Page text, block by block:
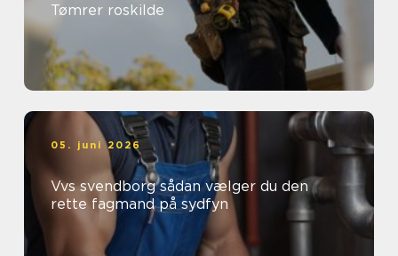
Tømrer roskilde
05. juni 2026
Vvs svendborg sådan vælger du den
rette fagmand på sydfyn